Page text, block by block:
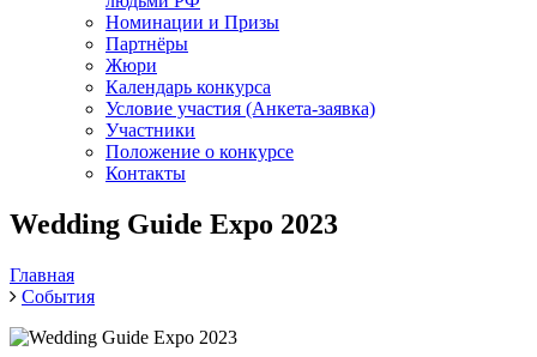
Номинации и Призы
Партнёры
Жюри
Календарь конкурса
Условие участия (Анкета-заявка)
Участники
Положение о конкурсе
Контакты
Wedding Guide Expo 2023
Главная
События